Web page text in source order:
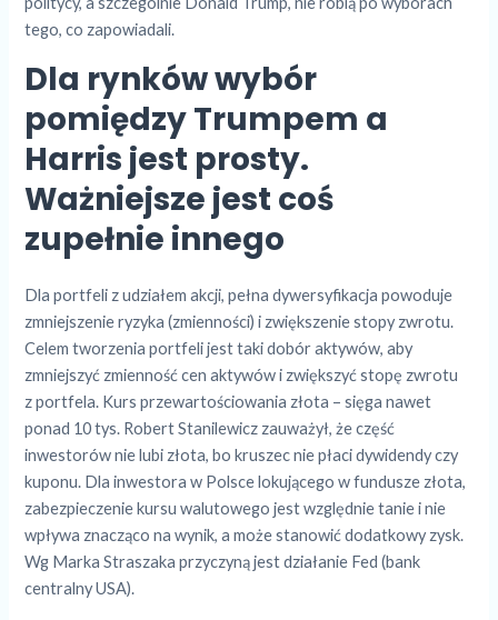
tego, co zapowiadali.
Dla rynków wybór
pomiędzy Trumpem a
Harris jest prosty.
Ważniejsze jest coś
zupełnie innego
Dla portfeli z udziałem akcji, pełna dywersyfikacja powoduje
zmniejszenie ryzyka (zmienności) i zwiększenie stopy zwrotu.
Celem tworzenia portfeli jest taki dobór aktywów, aby
zmniejszyć zmienność cen aktywów i zwiększyć stopę zwrotu
z portfela. Kurs przewartościowania złota – sięga nawet
ponad 10 tys. Robert Stanilewicz zauważył, że część
inwestorów nie lubi złota, bo kruszec nie płaci dywidendy czy
kuponu. Dla inwestora w Polsce lokującego w fundusze złota,
zabezpieczenie kursu walutowego jest względnie tanie i nie
wpływa znacząco na wynik, a może stanowić dodatkowy zysk.
Wg Marka Straszaka przyczyną jest działanie Fed (bank
centralny USA).